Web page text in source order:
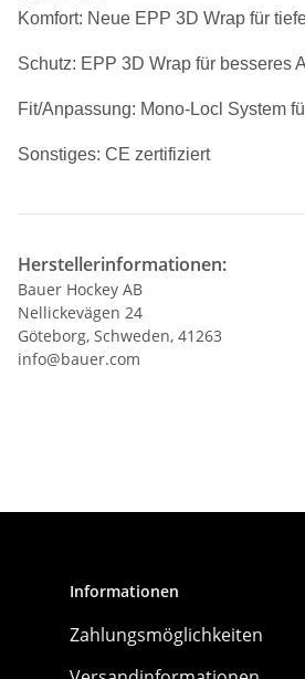
Komfort: Neue EPP 3D Wrap für
Schutz: EPP 3D Wrap für besseres
Fit/Anpassung: Mono-Locl System
Sonstiges: CE zertifiziert
Herstellerinformationen:
Bauer Hockey AB
Nellickevägen 24
Göteborg, Schweden, 41263
info@bauer.com
Informationen
Zahlungsmöglichkeiten